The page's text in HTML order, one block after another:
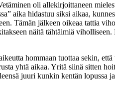
oli allekirjoittaneen
aika hidastuu siksi aikaa,
Tämän jälkeen oikeaa tattia
näitä tähtäimiä
hommaan tuottaa sekin,
yhtä aikaa. Yritä siinä sitten
juuri kunkin kentän lopussa